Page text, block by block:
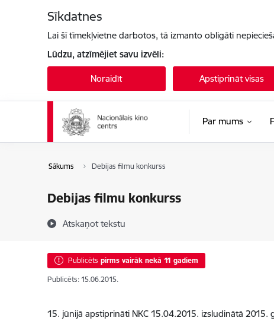
Sīkdatnes
Lai šī tīmekļvietne darbotos, tā izmanto obligāti
Lūdzu, atzīmējiet savu izvēli:
Noraidīt Apstiprināt visas
Par mums
Sākums Debijas filmu konkurss
Debijas filmu konkurss
Atskaņot tekstu
Publicēts pirms vairāk nekā 11 gadiem
Publicēts: 15.06.2015.
15. jūnijā apstiprināti NKC 15.04.2015. izsludinātā